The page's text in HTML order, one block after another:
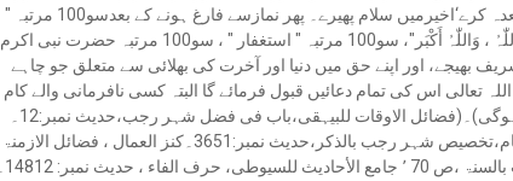
کی تلاوت کرے،ہردورکعت کے بعدقعدہ کرے‘اخیرمیں سلام پھیرے۔ پھر نمازسے فارغ ہونے کے بعدسو100 مرتبہ "
سُبْحَانَ اللَّہِ ، وَالْحَمْدُ لِلَّہِ ،وَلاَ إِلَہَ إِلاَّ اللّٰہُ ، وَاللّٰہُ أَکْبَر"، سو100 مرتبہ " استغفار " ، سو100 مرتبہ حضرت نبی اکرم
بھیجے، اور اپنے حق میں دنیا اور آخرت کی بھلائی سے متعلق جو چاہے
تعالی اس کی تمام دعائیں قبول فرمائے گا البتہ کسی نافرمانی والے کام
شعب الایمان للبیہقی،باب فی الصیام،تخصیص شہر رجب بالذکر،حدیث نمبر:3651۔کنز العمال ، فضائل الازمنۃ